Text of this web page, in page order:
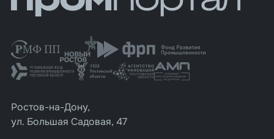
Ростов-на-Дону,
ул. Большая Садовая, 47